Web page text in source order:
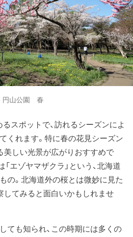
円山公園 春
スポットで、訪れるシーズンによ
くれます。特に春の花見シーズン
美しい光景が広がりおすすめで
エゾヤマザクラ」という、北海道
の。北海道外の桜とは微妙に見た
してみると面白いかもしれませ
ても知られ、この時期には多くの